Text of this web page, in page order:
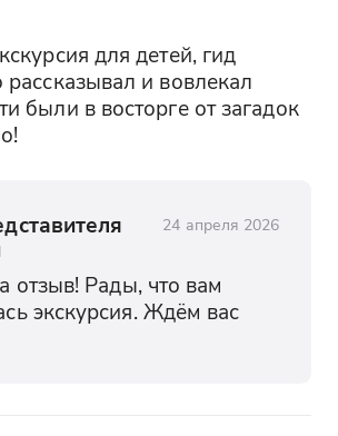
для детей, гид
рассказывал и вовлекал
были в восторге от загадок
24 апреля 2026
отзыв! Рады, что вам
экскурсия. Ждём вас